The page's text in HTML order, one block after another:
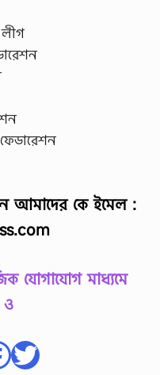
লীগ
আমাদের কে ইমেল :
যোগাযোগ মাধ্যমে
ও
Twitter